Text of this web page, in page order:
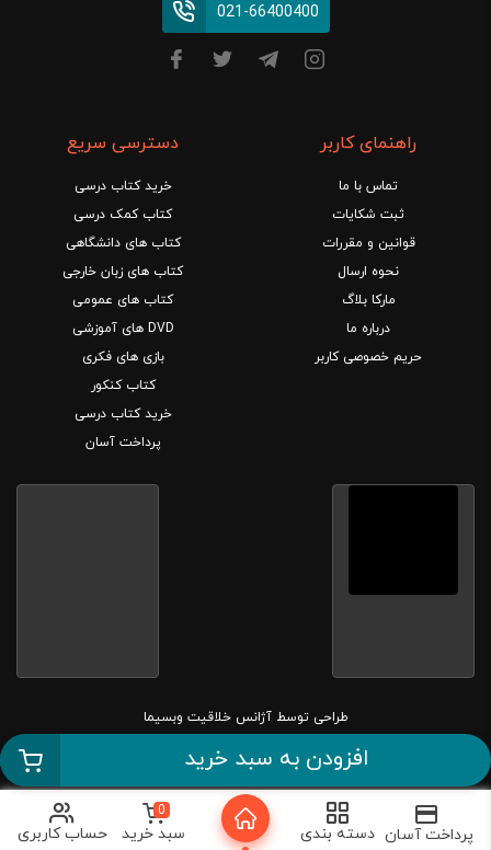
افزودن به سبد خرید
021-66400400
راهنمای کاربر
تماس با ما
ثبت شکایات
قوانین و مقررات
نحوه ارسال
مارکا بلاگ
درباره ما
حریم خصوصی کاربر
دسترسی سریع
خرید کتاب درسی
کتاب کمک درسی
کتاب های دانشگاهی
کتاب های زبان خارجی
کتاب های عمومی
DVD های آموزشی
بازی های فکری
کتاب کنکور
خرید کتاب درسی
پرداخت آسان
طراحی توسطآژانس خلاقیت وبسیما
کلیه حقوق این سایت متعلق به بانک کتاب مارکا می باشد.
پرداخت آسان دسته بندی
0
سبد خرید حساب کاربری